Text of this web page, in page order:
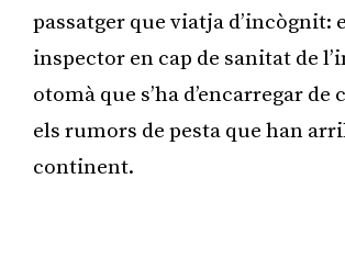
passatger que viatja d’incògnit:
inspector en cap de sanitat de
otomà que s’ha d’encarregar
els rumors de pesta que han
continent.